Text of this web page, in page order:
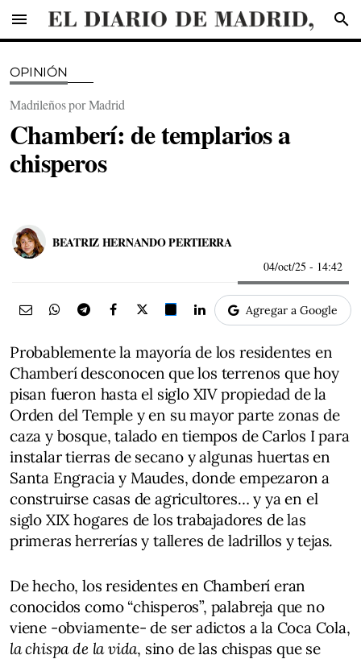
menu search
OPINIÓN
Madrileños por Madrid
Chamberí: de templarios a
chisperos
BEATRIZ HERNANDO PERTIERRA
04/oct/25 - 14:42
Agregar a Google
Probablemente la mayoría de los residentes en
Chamberí desconocen que los terrenos que hoy
pisan fueron hasta el siglo XIV propiedad de la
Orden del Temple y en su mayor parte zonas de
caza y bosque, talado en tiempos de Carlos I para
instalar tierras de secano y algunas huertas en
Santa Engracia y Maudes, donde empezaron a
construirse casas de agricultores… y ya en el
siglo XIX hogares de los trabajadores de las
primeras herrerías y talleres de ladrillos y tejas.
De hecho, los residentes en Chamberí eran
conocidos como “chisperos”, palabreja que no
viene -obviamente- de ser adictos a la Coca Cola,
la chispa de la vida, sino de las chispas que se